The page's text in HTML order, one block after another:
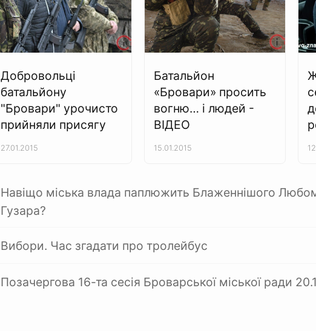
Добровольці
батальйону
"Бровари" урочисто
прийняли присягу
27.01.2015
Батальйон
«Бровари» просить
вогню… і людей -
ВІДЕО
15.01.2015
Навіщо міська влада паплюжить Блаженнішого
Гузара?
Вибори. Час згадати про тролейбус
Позачергова 16-та сесія Броварської міської ради